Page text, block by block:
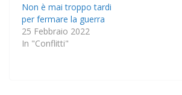
Non è mai troppo tardi
per fermare la guerra
25 Febbraio 2022
In "Conflitti"